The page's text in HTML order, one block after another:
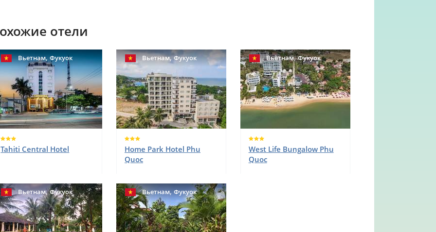
отели
Вьетнам,Фукуок
Tahiti Central Hotel
Вьетнам,Фукуок
Home Park Hotel Phu
Quoc
Вьетнам,Фукуок
West Life Bungalow Phu
Quoc
Вьетнам,Фукуок Вьетнам,Фукуок